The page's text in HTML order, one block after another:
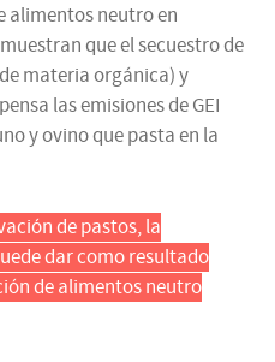
alimentos neutro en
que el secuestro de
materia orgánica) y
las emisiones de GEI
y ovino que pasta en la
de pastos, la
dar como resultado
de alimentos neutro